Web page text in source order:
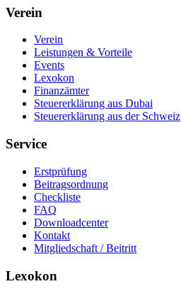
Verein
Verein
Leistungen & Vorteile
Events
Lexokon
Finanzämter
Steuererklärung aus Dubai
Steuererklärung aus der Schweiz
Service
Erstprüfung
Beitragsordnung
Checkliste
FAQ
Downloadcenter
Kontakt
Mitgliedschaft / Beitritt
Lexokon